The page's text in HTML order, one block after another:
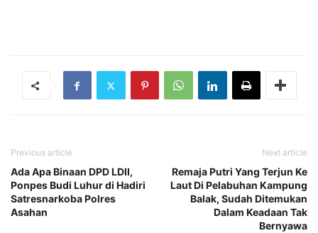
Previous article
Ada Apa Binaan DPD LDII,
Ponpes Budi Luhur di Hadiri
Satresnarkoba Polres
Asahan
Next article
Remaja Putri Yang Terjun Ke
Laut Di Pelabuhan Kampung
Balak, Sudah Ditemukan
Dalam Keadaan Tak
Bernyawa